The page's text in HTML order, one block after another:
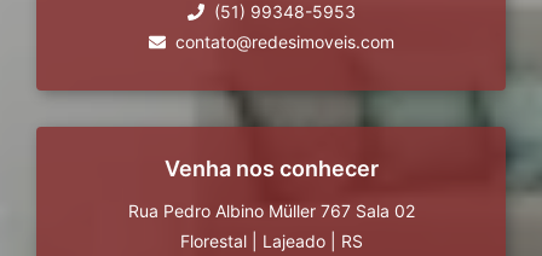
(51) 99348-5953
contato@redesimoveis.com
Venha nos conhecer
Rua Pedro Albino Müller 767 Sala 02
Florestal
Lajeado
RS